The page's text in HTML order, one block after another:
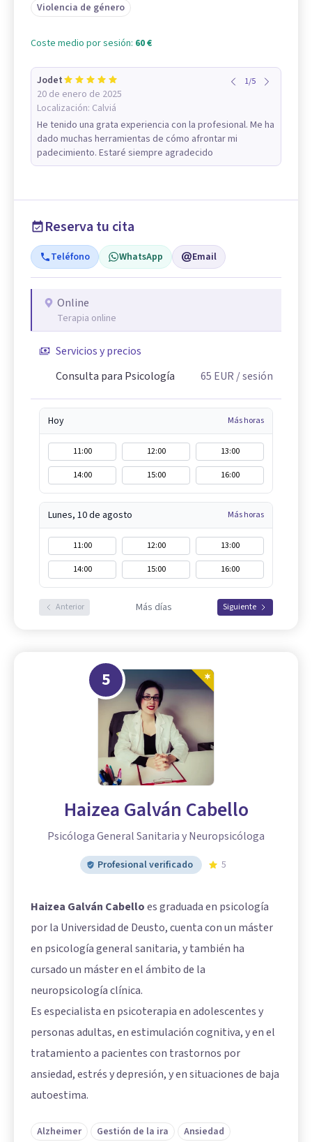
Violencia de género
Coste medio por sesión: 60 €
Jodet
20 de enero de 2025
Localización: Calviá
1/5
He tenido una grata experiencia con la profesional. Me ha
dado muchas herramientas de cómo afrontar mi
padecimiento. Estaré siempre agradecido
Reserva tu cita
Teléfono WhatsApp Email
Online
Terapia online
Servicios y precios
Consulta para Psicología
65 EUR / sesión
Hoy Más horas
11:00 12:00
13:00
14:00
15:00 16:00
Lunes, 10 de agosto Más horas
11:00 12:00
13:00
14:00
15:00 16:00
Anterior Más días Siguiente
5
Haizea Galván Cabello
Psicóloga General Sanitaria y Neuropsicóloga
Profesional verificado 5
Haizea Galván Cabelloes graduada en psicología
por la Universidad de Deusto, cuenta con un máster
en psicología general sanitaria, y también ha
cursado un máster en el ámbito de la
neuropsicología clínica.
Es especialista en psicoterapia en adolescentes y
personas adultas, en estimulación cognitiva, y en el
tratamiento a pacientes con trastornos por
ansiedad, estrés y depresión, y en situaciones de baja
autoestima.
Alzheimer Gestión de la ira Ansiedad